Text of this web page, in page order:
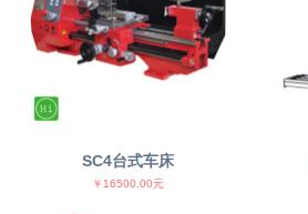
SC4台式车床
￥16500.00元